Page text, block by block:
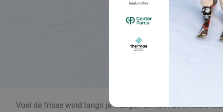
Voel de frisse wind langs je wangen en hoor de sneeuw